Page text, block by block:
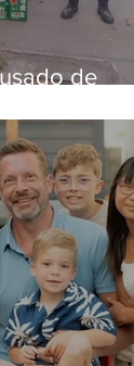
de